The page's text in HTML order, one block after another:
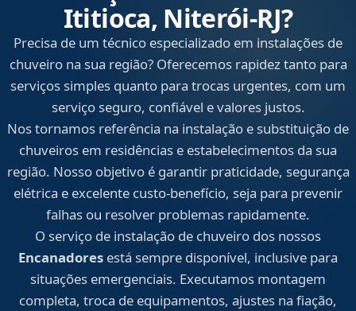
Ititioca, Niterói‑RJ?
Precisa de um técnico especializado em instalações de
chuveiro na sua região? Oferecemos rapidez tanto para
serviços simples quanto para trocas urgentes, com um
serviço seguro, confiável e valores justos.
Nos tornamos referência na instalação e substituição de
chuveiros em residências e estabelecimentos da sua
região. Nosso objetivo é garantir praticidade, segurança
elétrica e excelente custo-benefício, seja para prevenir
falhas ou resolver problemas rapidamente.
O serviço de instalação de chuveiro dos nossos
Encanadores está sempre disponível, inclusive para
situações emergenciais. Executamos montagem
completa, troca de equipamentos, ajustes na fiação,